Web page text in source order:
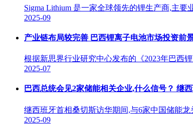
Sigma Lithium 是一家全球领先的锂生产商,主
2025-09
产业链布局较完善 巴西锂离子电池市场投资前
根据新思界行业研究中心发布的《2023年巴西
2025-07
巴西总统会见2家储能相关企业,什么信号？ 继
继西班牙首相桑切斯访华期间,与6家中国储能
2025-09